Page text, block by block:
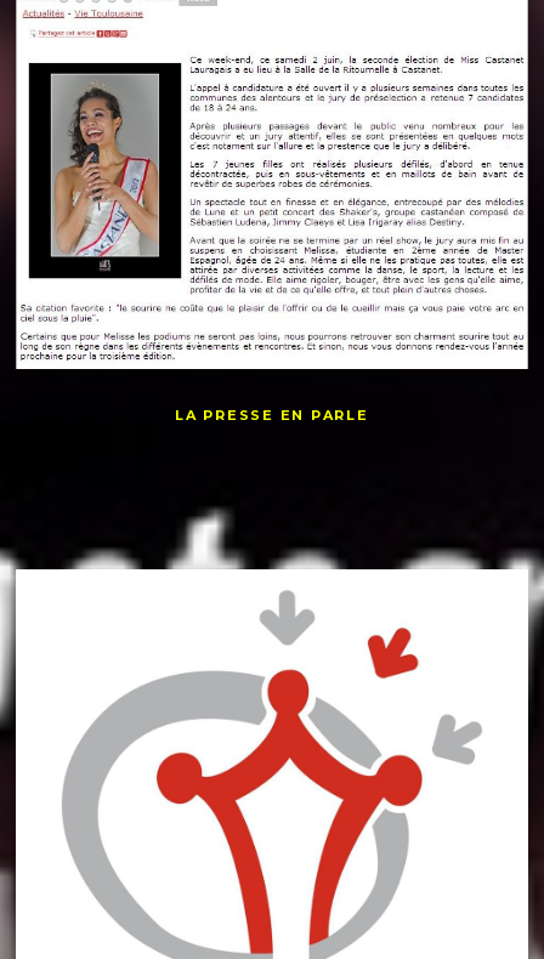
LA PRESSE EN PARLE